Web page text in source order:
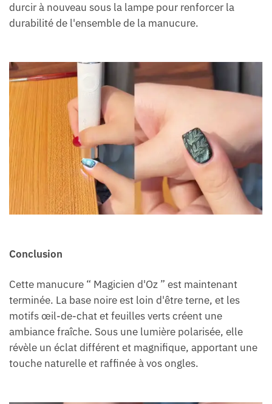
durcir à nouveau sous la lampe pour renforcer la
durabilité de l'ensemble de la manucure.
Conclusion
Cette manucure “ Magicien d'Oz ” est maintenant
terminée. La base noire est loin d'être terne, et les
motifs œil-de-chat et feuilles verts créent une
ambiance fraîche. Sous une lumière polarisée, elle
révèle un éclat différent et magnifique, apportant une
touche naturelle et raffinée à vos ongles.